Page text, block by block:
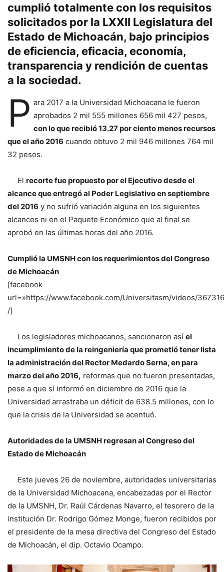
cumplió totalmente con los requisitos
solicitados por la LXXII Legislatura del
Estado de Michoacán, bajo principios
de eficiencia, eficacia, economía,
transparencia y rendición de cuentas
a la sociedad.
P ara 2017 a la Universidad Michoacana le fueron
aprobados 2 mil 555 millones 656 mil 427 pesos,
con lo que recibió 13.27 por ciento menos recursos
que el año 2016 cuando obtuvo 2 mil 946 millones 764 mil
32 pesos.
El recorte fue propuesto por el Ejecutivo desde el
alcance que entregó al Poder Legislativo en septiembre
del 2016 y no sufrió variación alguna en los siguientes
alcances ni en el Paquete Económico que al final se
aprobó en las últimas horas del año 2016.
Cumplió la UMSNH con los requerimientos del Congreso
de Michoacán
[facebook
url=»https://www.facebook.com/Universitasm/videos/
/]
Los legisladores michoacanos, sancionaron así el
incumplimiento de la reingeniería que prometió tener lista
la administración del Rector Medardo Serna, en para
marzo del año 2016, reformas que no fueron presentadas,
pese a que sí informó en diciembre de 2016 que la
Universidad arrastraba un déficit de 638.5 millones, con lo
que la crisis de la Universidad se acentuó.
Autoridades de la UMSNH regresan al Congreso del
Estado de Michoacán
Este jueves 26 de noviembre, autoridades universitarias
de la Universidad Michoacana, encabezadas por el Rector
de la UMSNH, Dr. Raúl Cárdenas Navarro, el tesorero de la
institución Dr. Rodrigo Gómez Monge, fueron recibidos por
el presidente de la mesa directiva del Congreso del Estado
de Michoacán, el dip. Octavio Ocampo.